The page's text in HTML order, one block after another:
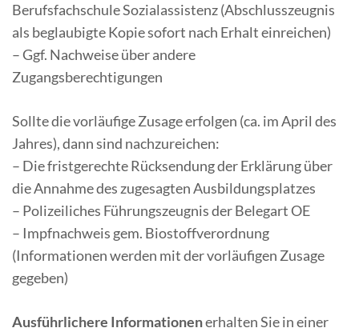
Berufsfachschule Sozialassistenz (Abschlusszeugnis
als beglaubigte Kopie sofort nach Erhalt einreichen)
– Ggf. Nachweise über andere
Zugangsberechtigungen
Sollte die vorläufige Zusage erfolgen (ca. im April des
Jahres), dann sind nachzureichen:
– Die fristgerechte Rücksendung der Erklärung über
die Annahme des zugesagten Ausbildungsplatzes
– Polizeiliches Führungszeugnis der Belegart OE
– Impfnachweis gem. Biostoffverordnung
(Informationen werden mit der vorläufigen Zusage
gegeben)
Ausführlichere Informationenerhalten Sie in einer